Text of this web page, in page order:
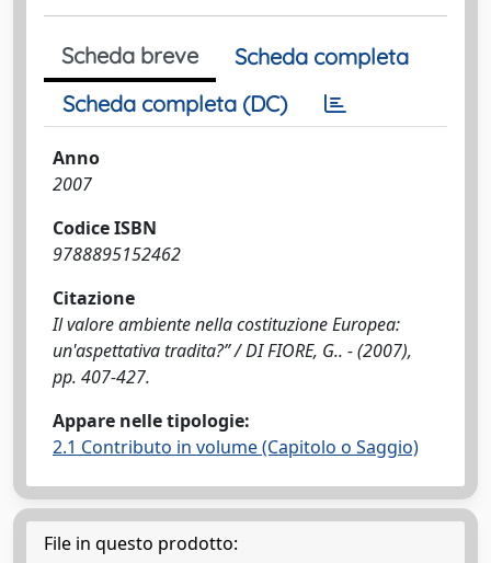
Scheda breve
Scheda completa
Scheda completa (DC)
Anno
2007
Codice ISBN
9788895152462
Citazione
Il valore ambiente nella costituzione Europea:
un'aspettativa tradita?” / DI FIORE, G.. - (2007),
pp. 407-427.
Appare nelle tipologie:
2.1 Contributo in volume (Capitolo o Saggio)
File in questo prodotto: